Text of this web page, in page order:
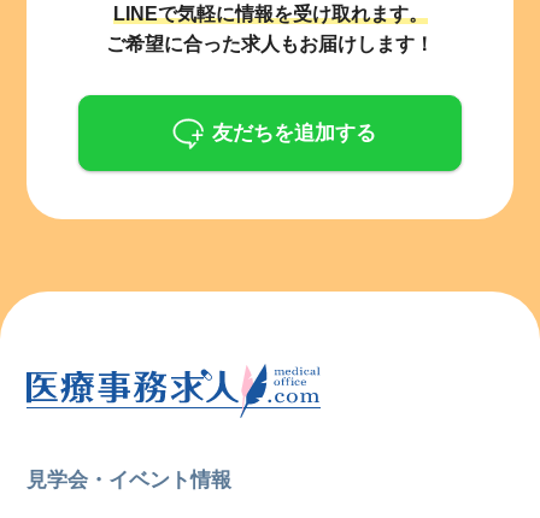
LINEで気軽に情報を受け取れます。
ご希望に合った求人もお届けします！
友だちを追加する
見学会・イベント情報